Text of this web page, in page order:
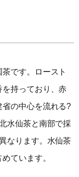
です。ロースト
持っており、赤
の中心を流れる?
水仙茶と南部で採
なります。水仙茶
ています。